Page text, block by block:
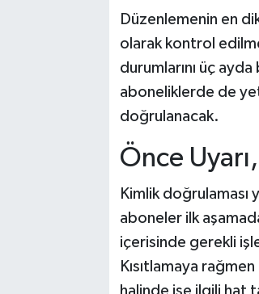
Düzenlemenin en
olarak kontrol
durumlarını üç
aboneliklerde de
doğrulanacak.
Önce
Kimlik
aboneler ilk
içerisinde gerekli
Kısıtlamaya
halinde ise ilgili hat